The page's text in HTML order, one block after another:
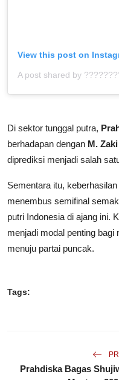
View this post on
Di sektor tunggal putra,
berhadapan dengan M.
diprediksi menjadi salah
Sementara itu, keberhasilan
menembus semifinal
putri Indonesia di ajang ini.
menjadi modal penting
menuju partai puncak.
Tags:
Prahdiska Bagas